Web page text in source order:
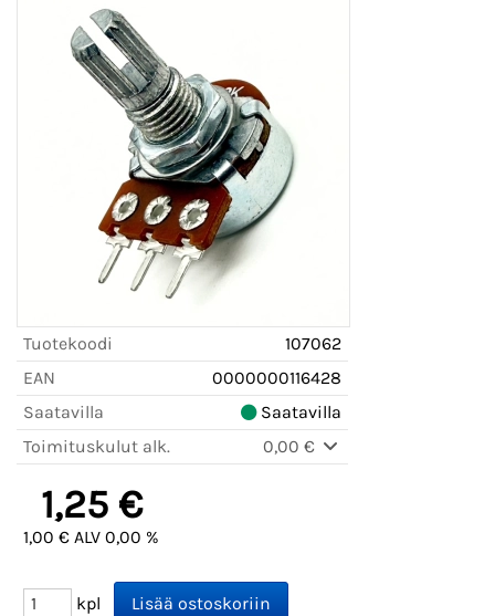
Tuotekoodi
107062
EAN
0000000116428
Saatavilla
Saatavilla
Toimituskulut alk.
0,00 €
1,25 €
1,00 € ALV 0,00 %
kpl